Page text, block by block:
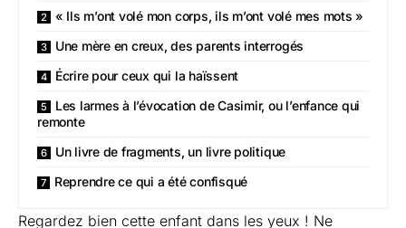
« Ils m’ont volé mon corps, ils m’ont volé mes mots »
Une mère en creux, des parents interrogés
Écrire pour ceux qui la haïssent
Les larmes à l’évocation de Casimir, ou l’enfance qui
remonte
Un livre de fragments, un livre politique
Reprendre ce qui a été confisqué
Regardez bien cette enfant dans les yeux ! Ne